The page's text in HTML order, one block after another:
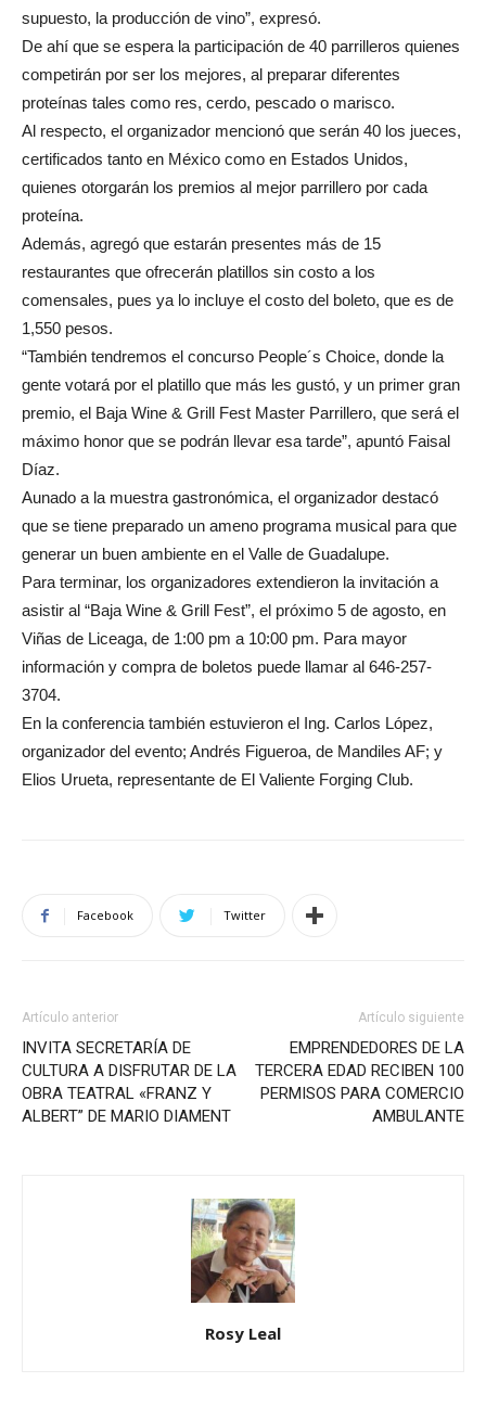
supuesto, la producción de vino”, expresó.
De ahí que se espera la participación de 40 parrilleros quienes
competirán por ser los mejores, al preparar diferentes
proteínas tales como res, cerdo, pescado o marisco.
Al respecto, el organizador mencionó que serán 40 los jueces,
certificados tanto en México como en Estados Unidos,
quienes otorgarán los premios al mejor parrillero por cada
proteína.
Además, agregó que estarán presentes más de 15
restaurantes que ofrecerán platillos sin costo a los
comensales, pues ya lo incluye el costo del boleto, que es de
1,550 pesos.
“También tendremos el concurso People´s Choice, donde la
gente votará por el platillo que más les gustó, y un primer gran
premio, el Baja Wine & Grill Fest Master Parrillero, que será el
máximo honor que se podrán llevar esa tarde”, apuntó Faisal
Díaz.
Aunado a la muestra gastronómica, el organizador destacó
que se tiene preparado un ameno programa musical para que
generar un buen ambiente en el Valle de Guadalupe.
Para terminar, los organizadores extendieron la invitación a
asistir al “Baja Wine & Grill Fest”, el próximo 5 de agosto, en
Viñas de Liceaga, de 1:00 pm a 10:00 pm. Para mayor
información y compra de boletos puede llamar al 646-257-
3704.
En la conferencia también estuvieron el Ing. Carlos López,
organizador del evento; Andrés Figueroa, de Mandiles AF; y
Elios Urueta, representante de El Valiente Forging Club.
Facebook Twitter
Artículo anterior
INVITA SECRETARÍA DE
CULTURA A DISFRUTAR DE LA
OBRA TEATRAL «FRANZ Y
ALBERT” DE MARIO DIAMENT
Artículo siguiente
EMPRENDEDORES DE LA
TERCERA EDAD RECIBEN 100
PERMISOS PARA COMERCIO
AMBULANTE
Rosy Leal